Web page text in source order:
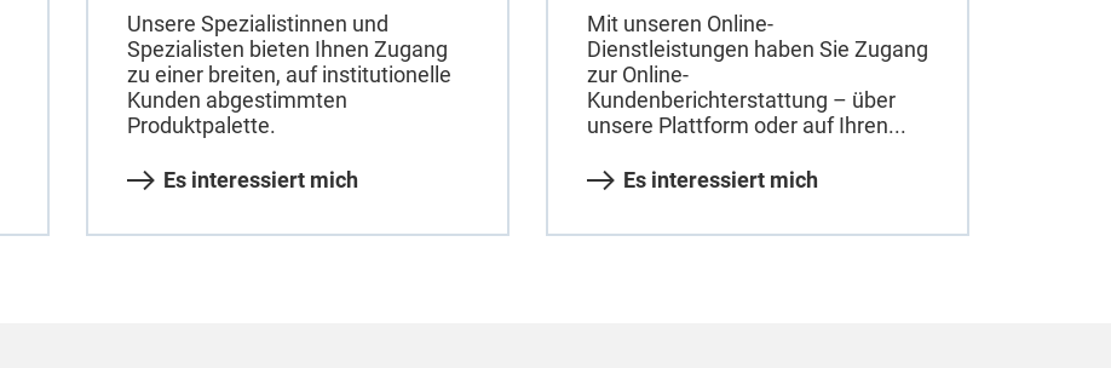
Unsere Spezialistinnen und
Spezialisten bieten Ihnen Zugang
zu einer breiten, auf institutionelle
Kunden abgestimmten
Produktpalette.
Es interessiert mich
Mit unseren Online-
Dienstleistungen haben Sie Zugang
zur Online-
Kundenberichterstattung – über
unsere Plattform oder auf Ihren...
Es interessiert mich